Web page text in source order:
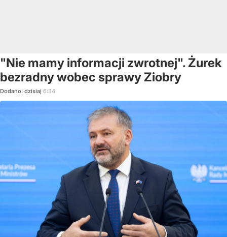
"Nie mamy informacji zwrotnej". Żurek
bezradny wobec sprawy Ziobry
Dodano: dzisiaj 6:34